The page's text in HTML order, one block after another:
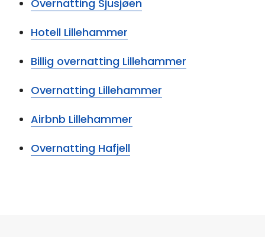
Overnatting Sjusjøen
Hotell Lillehammer
Billig overnatting Lillehammer
Overnatting Lillehammer
Airbnb Lillehammer
Overnatting Hafjell